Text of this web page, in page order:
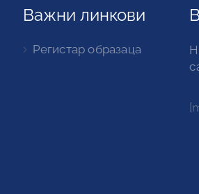
Важни линкови
Регистар образаца